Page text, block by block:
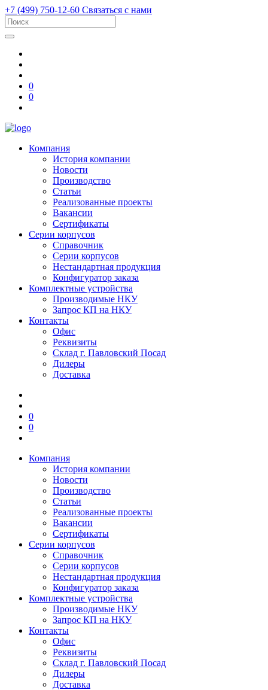
+7 (499) 750-12-60 Связаться с нами
0
0
Компания
История компании
Новости
Производство
Статьи
Реализованные проекты
Вакансии
Сертификаты
Серии корпусов
Справочник
Серии корпусов
Нестандартная продукция
Конфигуратор заказа
Комплектные устройства
Производимые НКУ
Запрос КП на НКУ
Контакты
Офис
Реквизиты
Склад г. Павловский Посад
Дилеры
Доставка
0
0
Компания
История компании
Новости
Производство
Статьи
Реализованные проекты
Вакансии
Сертификаты
Серии корпусов
Справочник
Серии корпусов
Нестандартная продукция
Конфигуратор заказа
Комплектные устройства
Производимые НКУ
Запрос КП на НКУ
Контакты
Офис
Реквизиты
Склад г. Павловский Посад
Дилеры
Доставка